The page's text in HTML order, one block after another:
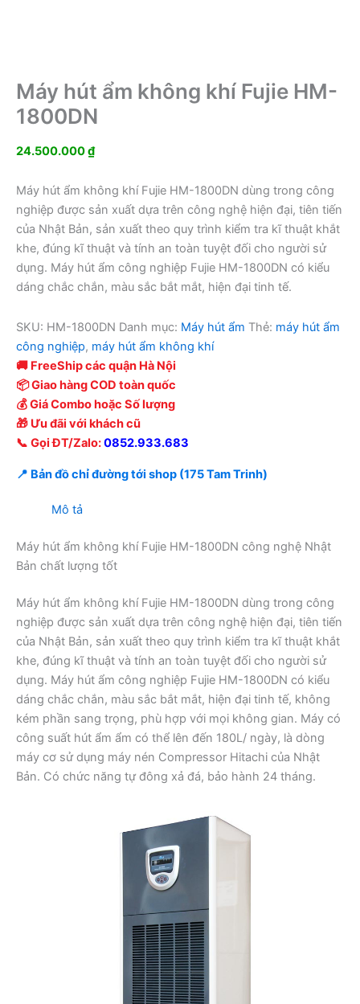
Máy hút ẩm không khí Fujie HM-
1800DN
24.500.000₫
Máy hút ẩm không khí Fujie HM-1800DN dùng trong công
nghiệp được sản xuất dựa trên công nghệ hiện đại, tiên tiến
của Nhật Bản, sản xuất theo quy trình kiểm tra kĩ thuật khắt
khe, đúng kĩ thuật và tính an toàn tuyệt đối cho người sử
dụng. Máy hút ẩm công nghiệp Fujie HM-1800DN có kiểu
dáng chắc chắn, màu sắc bắt mắt, hiện đại tinh tế.
SKU: HM-1800DN Danh mục: Máy hút ẩm Thẻ: máy hút ẩm
công nghiệp, máy hút ẩm không khí
🚚 FreeShip các quận Hà Nội
📦 Giao hàng COD toàn quốc
💰 Giá Combo hoặc Số lượng
🎁 Ưu đãi với khách cũ
📞 Gọi ĐT/Zalo:0852.933.683
📍 Bản đồ chỉ đường tới shop (175 Tam Trinh)
Mô tả
Máy hút ẩm không khí Fujie HM-1800DN công nghệ Nhật
Bản chất lượng tốt
Máy hút ẩm không khí Fujie HM-1800DN dùng trong công
nghiệp được sản xuất dựa trên công nghệ hiện đại, tiên tiến
của Nhật Bản, sản xuất theo quy trình kiểm tra kĩ thuật khắt
khe, đúng kĩ thuật và tính an toàn tuyệt đối cho người sử
dụng. Máy hút ẩm công nghiệp Fujie HM-1800DN có kiểu
dáng chắc chắn, màu sắc bắt mắt, hiện đại tinh tế, không
kém phần sang trọng, phù hợp với mọi không gian. Máy có
công suất hút ẩm ẩm có thể lên đến 180L/ ngày, là dòng
máy cơ sử dụng máy nén Compressor Hitachi của Nhật
Bản. Có chức năng tự đông xả đá, bảo hành 24 tháng.